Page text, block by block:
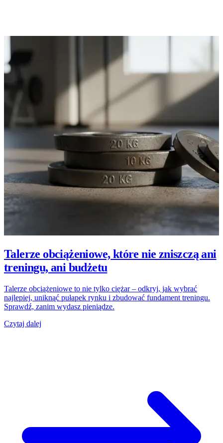
Talerze obciążeniowe, które nie zniszczą ani
treningu, ani budżetu
Talerze obciążeniowe to nie tylko ciężar – odkryj, jak wybrać
najlepiej, uniknąć pułapek rynku i zbudować fundament treningu.
Sprawdź, zanim wydasz pieniądze.
Czytaj dalej